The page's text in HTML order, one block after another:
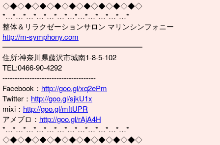
◇◆◇◆◇◆◇◆◇◆◇◆◇◆◇◆◇◆◇
*…*…*…*…*…*…*…*…*…*…*…*…*
整体＆リラクゼーションサロン マリンシンフォニー
http://m-symphony.com
━━━━━━━━━━━━━━━━━━━
住所:神奈川県藤沢市城南1-8-5-102
TEL:0466-90-4292
--------------------------------------
Facebook： http://goo.gl/xq2ePm
Twitter： http://goo.gl/sjkU1x
mixi： http://goo.gl/mftUPR
アメブロ： http://goo.gl/rAjA4H
*…*…*…*…*…*…*…*…*…*…*…*…*
◇◆◇◆◇◆◇◆◇◆◇◆◇◆◇◆◇◆◇